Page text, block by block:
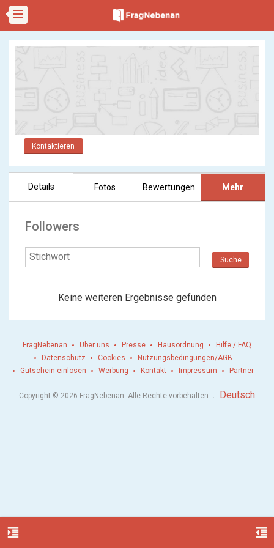
Kontaktieren
Details Fotos Bewertungen Mehr
Followers
Suche
Keine weiteren Ergebnisse gefunden
format_indent_increase format_indent_decrease
FragNebenan Über uns Presse Hausordnung
Hilfe / FAQ
Datenschutz
Cookies
Nutzungsbedingungen/AGB
Gutschein einlösen
Werbung Kontakt Impressum Partner
Copyright © 2026 FragNebenan. Alle Rechte vorbehalten . Deutsch